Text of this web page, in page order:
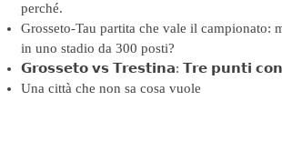
perché.
Grosseto-Tau partita che vale il campionato:
in uno stadio da 300 posti?
𝗚𝗿𝗼𝘀𝘀𝗲𝘁𝗼 𝘃𝘀 𝗧𝗿𝗲𝘀𝘁𝗶𝗻𝗮: 𝗧𝗿𝗲 𝗽𝘂𝗻𝘁𝗶 𝗰𝗼𝗻
Una città che non sa cosa vuole